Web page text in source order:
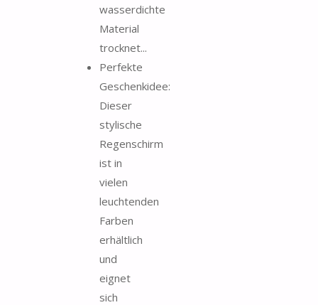
wasserdichte
Material
trocknet...
Perfekte
Geschenkidee:
Dieser
stylische
Regenschirm
ist in
vielen
leuchtenden
Farben
erhältlich
und
eignet
sich